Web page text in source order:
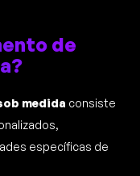
de
medida consiste
específicas de